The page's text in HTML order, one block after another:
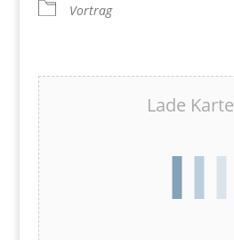
Vortrag
Lade